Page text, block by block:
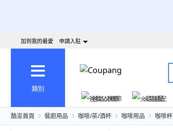
加到我的最愛 申請入駐
類別
爸氣父親節
火箭速配
酷澎首頁 餐廚用品 咖啡/茶/酒杯 咖啡用品 咖啡杯